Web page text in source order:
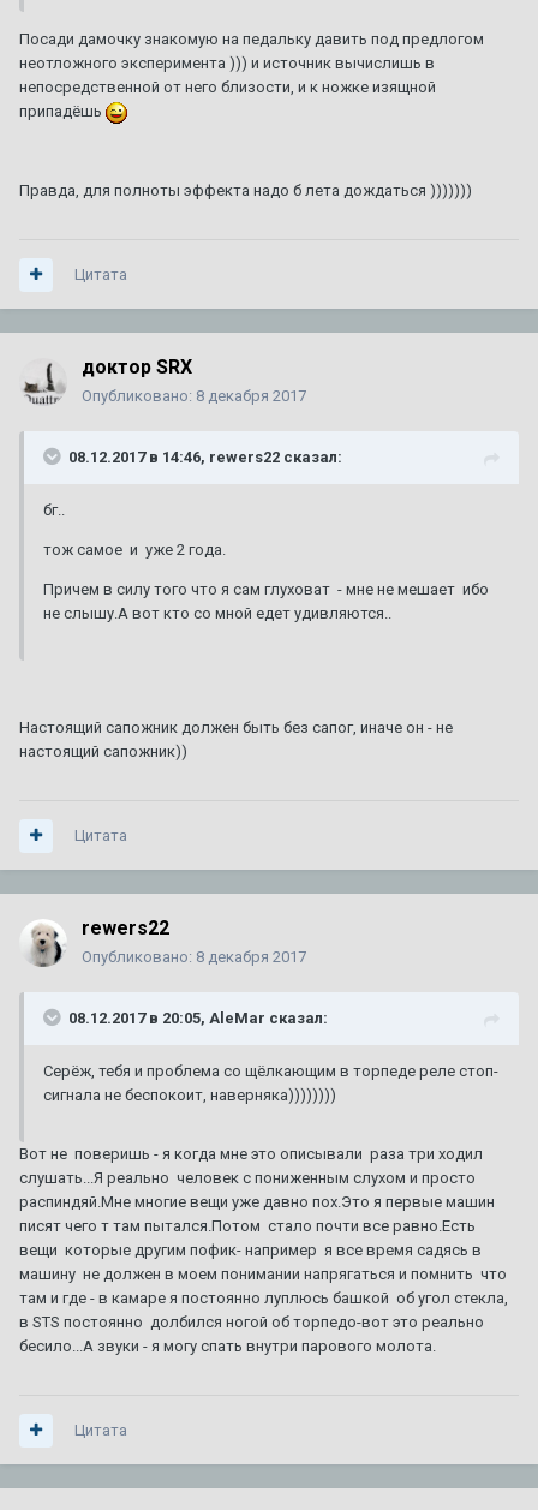
Посади дамочку знакомую на педальку давить под предлогом
неотложного эксперимента ))) и источник вычислишь в
непосредственной от него близости, и к ножке изящной
припадёшь
Правда, для полноты эффекта надо б лета дождаться )))))))
Цитата
доктор SRX
Опубликовано: 8 декабря 2017
08.12.2017 в 14:46, rewers22 сказал:
бг..
тож самое и уже 2 года.
Причем в силу того что я сам глуховат - мне не мешает ибо
не слышу.А вот кто со мной едет удивляются..
Настоящий сапожник должен быть без сапог, иначе он - не
настоящий сапожник))
Цитата
rewers22
Опубликовано: 8 декабря 2017
08.12.2017 в 20:05, AleMar сказал:
Серёж, тебя и проблема со щёлкающим в торпеде реле стоп-
сигнала не беспокоит, наверняка))))))))
Вот не поверишь - я когда мне это описывали раза три ходил
слушать...Я реально человек с пониженным слухом и просто
распиндяй.Мне многие вещи уже давно пох.Это я первые машин
писят чего т там пытался.Потом стало почти все равно.Есть
вещи которые другим пофик- например я все время садясь в
машину не должен в моем понимании напрягаться и помнить что
там и где - в камаре я постоянно луплюсь башкой об угол стекла,
в STS постоянно долбился ногой об торпедо-вот это реально
бесило...А звуки - я могу спать внутри парового молота.
Цитата